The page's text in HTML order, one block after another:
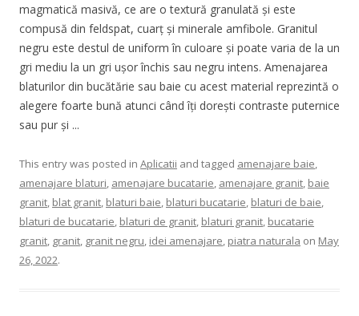
magmatică masivă, ce are o textură granulată și este
compusă din feldspat, cuarț și minerale amfibole. Granitul
negru este destul de uniform în culoare și poate varia de la un
gri mediu la un gri ușor închis sau negru intens. Amenajarea
blaturilor din bucătărie sau baie cu acest material reprezintă o
alegere foarte bună atunci când îți dorești contraste puternice
sau pur și ...
This entry was posted in Aplicatii and tagged amenajare baie,
amenajare blaturi, amenajare bucatarie, amenajare granit, baie
granit, blat granit, blaturi baie, blaturi bucatarie, blaturi de baie,
blaturi de bucatarie, blaturi de granit, blaturi granit, bucatarie
granit, granit, granit negru, idei amenajare, piatra naturala on May
26, 2022.